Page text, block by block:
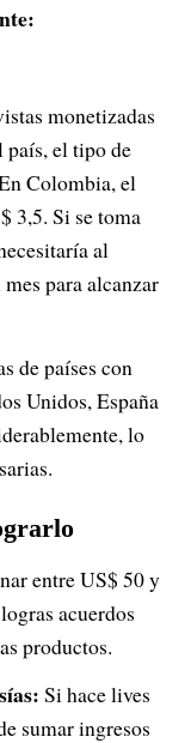
monetizadas
el tipo de
Colombia, el
3,5. Si se toma
al
para alcanzar
de países con
Unidos, España
lo
entre US$ 50 y
acuerdos
productos.
Si hace lives
sumar ingresos